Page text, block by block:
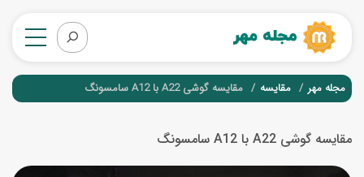
مجله مهر مقایسه مقایسه گوشی A22 با A12 سامسونگ
مقایسه گوشی A22 با A12 سامسونگ